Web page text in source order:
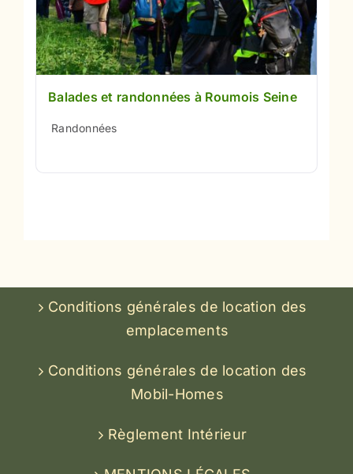
Balades et randonnées à Roumois Seine
Randonnées
Conditions générales de location des
emplacements
Conditions générales de location des
Mobil-Homes
Règlement Intérieur